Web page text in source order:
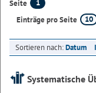
Seite
1
Einträge pro Seite
10
Sortieren nach:Datum
Systematische